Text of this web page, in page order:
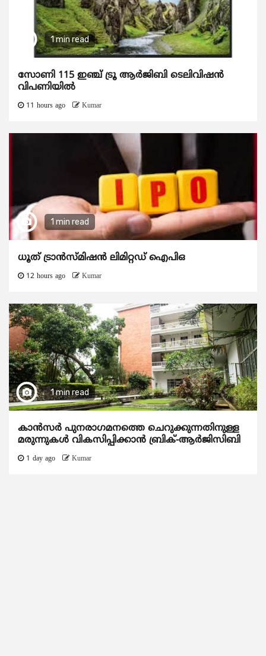
1 min read
സോണി 115 ഇഞ്ച് ട്രൂ ആർജിബി ടെലിവിഷൻ
വിപണിയിൽ
11 hours ago Kumar
1 min read
ധൂത് ട്രാൻസ്മിഷൻ ലിമിറ്റഡ് ഐപിഒ
12 hours ago Kumar
1 min read
കാന്‍സര്‍ പുനരാഗമനത്തെ ചെറുക്കുന്നതിനുള്ള
മരുന്നുകള്‍ വികസിപ്പിക്കാന്‍ ബ്രിക്-ആര്‍ജിസിബി
1 day ago Kumar